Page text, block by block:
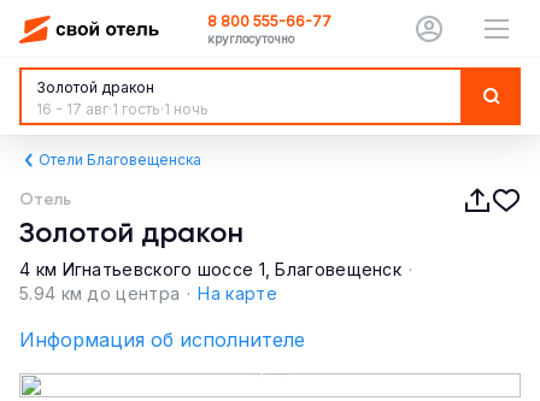
8 800 555-66-77
круглосуточно
Золотой дракон
16 - 17 авг·1 гость·1 ночь
Отели Благовещенска
Отель
Золотой дракон
4 км Игнатьевского шоссе 1, Благовещенск ·
5.94 км до центра · На карте
Информация об исполнителе